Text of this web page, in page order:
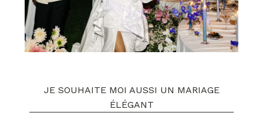
JE SOUHAITE MOI AUSSI UN MARIAGE
ÉLÉGANT